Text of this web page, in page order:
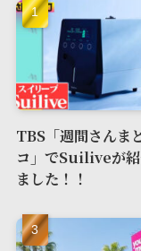
TBS「週間さんま
コ」でSuiliveが
ました！！